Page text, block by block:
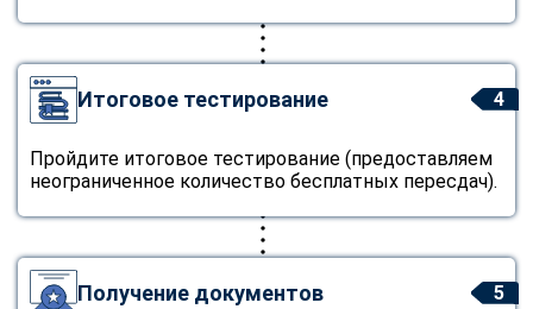
4
Итоговое тестирование
Пройдите итоговое тестирование (предоставляем
неограниченное количество бесплатных пересдач).
5
Получение документов